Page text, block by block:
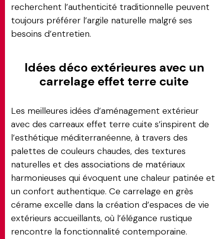
recherchent l’authenticité traditionnelle peuvent
toujours préférer l’argile naturelle malgré ses
besoins d’entretien.
Idées déco extérieures avec un
carrelage effet terre cuite
Les meilleures idées d’aménagement extérieur
avec des carreaux effet terre cuite s’inspirent de
l’esthétique méditerranéenne, à travers des
palettes de couleurs chaudes, des textures
naturelles et des associations de matériaux
harmonieuses qui évoquent une chaleur patinée et
un confort authentique. Ce carrelage en grès
cérame excelle dans la création d’espaces de vie
extérieurs accueillants, où l’élégance rustique
rencontre la fonctionnalité contemporaine.